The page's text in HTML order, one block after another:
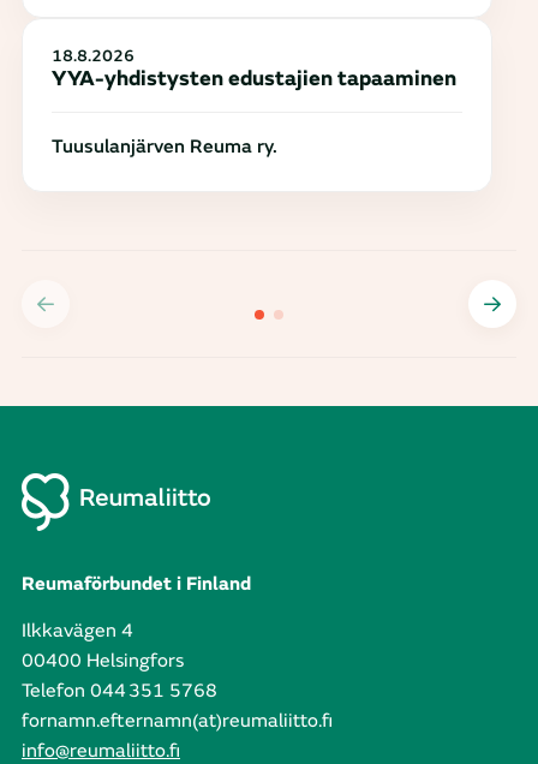
18.8.2026
YYA-yhdistysten edustajien tapaaminen
Tuusulanjärven Reuma ry.
Reumaförbundet i Finland
Ilkkavägen 4
00400 Helsingfors
Telefon 044 351 5768
fornamn.efternamn(at)reumaliitto.fi
info@reumaliitto.fi